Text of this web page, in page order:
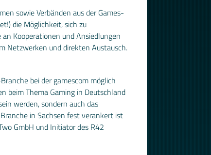
sowie Verbänden aus der Games-
die Möglichkeit, sich zu
Kooperationen und Ansiedlungen
Netzwerken und direkten Austausch.
bei der gamescom möglich
beim Thema Gaming in Deutschland
werden, sondern auch das
in Sachsen fest verankert ist
GmbH und Initiator des R42